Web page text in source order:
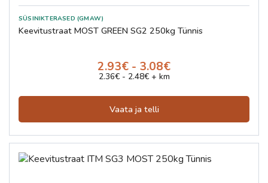
SÜSINIKTERASED (GMAW)
Keevitustraat MOST GREEN SG2 250kg Tünnis
2.93€ - 3.08€
2.36€ - 2.48€ + km
Vaata ja telli